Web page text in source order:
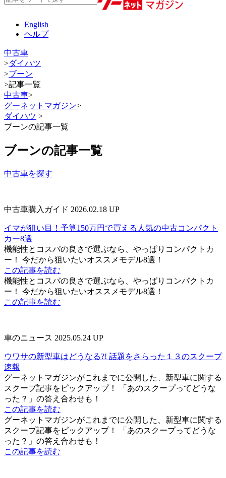
English
ヘルプ
中古車
>ダイハツ
>ブーン
>記事一覧
中古車>
グーネットマガジン>
ダイハツ >
ブーンの記事一覧
ブーンの記事一覧
中古車を探す
中古車購入ガイド 2026.02.18 UP
イマが狙い目！予算150万円で買える人気の中古コンパクト
カー8選
機能性とコスパの良さで選ぶなら、やっぱりコンパクトカ
ー！ 今だから狙いたいオススメモデル8選！
この記事を読む
機能性とコスパの良さで選ぶなら、やっぱりコンパクトカ
ー！ 今だから狙いたいオススメモデル8選！
この記事を読む
車のニュース 2025.05.24 UP
ウワサの新型車はどうなる?! 話題をさらった１３のスクープ
速報
グーネットマガジンがこれまでに公開した、新型車に関する
スクープ記事をピックアップ！ 「あのスクープってどうな
った？」の答え合わせも！
この記事を読む
グーネットマガジンがこれまでに公開した、新型車に関する
スクープ記事をピックアップ！ 「あのスクープってどうな
った？」の答え合わせも！
この記事を読む